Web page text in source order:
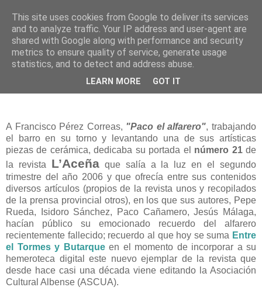
L'Aceña nº 21
A Francisco Pérez Correas, "Paco el alfarero", trabajando
el barro en su torno y levantando una de sus artísticas
piezas de cerámica, dedicaba su portada el número 21de
la revista L’Aceñaque salía a la luz en el segundo
trimestre del año 2006 y que ofrecía entre sus contenidos
diversos artículos (propios de la revista unos y recopilados
de la prensa provincial otros), en los que sus autores, Pepe
Rueda, Isidoro Sánchez, Paco Cañamero, Jesús Málaga,
hacían público su emocionado recuerdo del alfarero
recientemente fallecido; recuerdo al que hoy se suma Entre
el Tormes y Butarqueen el momento de incorporar a su
hemeroteca digital este nuevo ejemplar de la revista que
desde hace casi una década viene editando la Asociación
Cultural Albense (ASCUA).
This site uses cookies from Google to deliver its services
and to analyze traffic. Your IP address and user-agent are
shared with Google along with performance and security
metrics to ensure quality of service, generate usage
statistics, and to detect and address abuse.
LEARN MORE GOT IT